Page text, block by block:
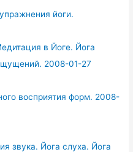
йоги.
в Йоге. Йога
2008-01-27
восприятия форм. 2008-
звука. Йога слуха. Йога